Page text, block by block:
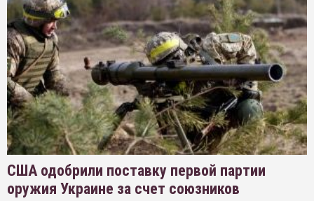
США одобрили поставку первой партии
оружия Украине за счет союзников